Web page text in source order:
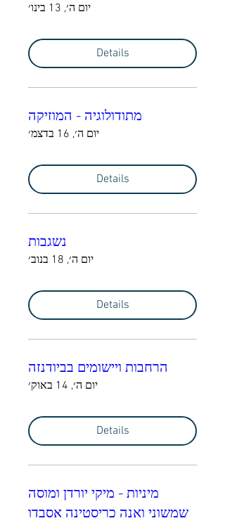
יום ה׳, 13 בינו׳
Details
מתודולוגיה - המוזיקה
יום ה׳, 16 בדצמ׳
Details
נשגבות
יום ה׳, 18 בנוב׳
Details
הרחבות ויישומים בביודנזה
יום ה׳, 14 באוק׳
Details
מיניות - מיקי יורדן ומוסה
שמשוני ואנה כריסטינה אסבדו